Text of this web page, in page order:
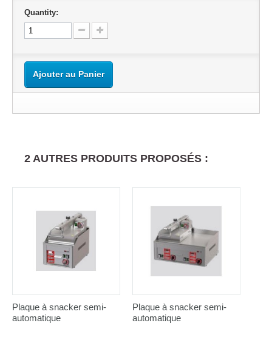
Quantity:
Ajouter au Panier
2 AUTRES PRODUITS PROPOSÉS :
Plaque à snacker semi-
automatique
Plaque à snacker semi-
automatique